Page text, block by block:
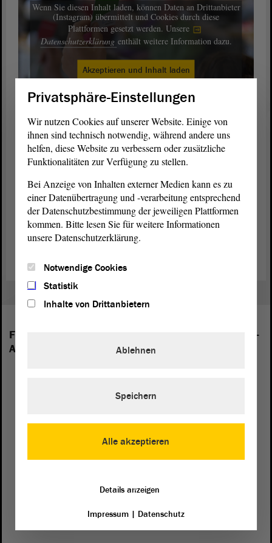
Wenn Sie diesen Inhalt laden, können Daten an Drittanbieter
(Instagram) übermittelt und Cookies durch diese
Plattformen gesetzt werden. Unsere
Datenschutzerklärung enthält weitere Information dazu.
Akzeptieren und Inhalt laden
Jugend debattiert wird von der gemeinnützigen Hertie-Stiftung auf
Initiative und unter der Schirmherrschaft des Bundespräsidenten
durchgeführt. Projektpartner sind die Robert-Bosch Stiftung, die
Stiftung Mercator und die Heinz-Nixdorf-Stiftung. Die vier
gemeinnützigen Stiftungen setzen sich für das Gemeinwesen und die
Förderung derDemokratie
ein. Regionale Kooperationspartner sind
der Mitteldeutsche Rundfunk (MDR) als Medienpartner, das
Bildungsministerium sowie derLandtagvon Sachsen-Anhalt. Das
Landesfinale des jährlich stattfindenden Wettbewerbs wird seit 22
Jahren im Landtagvon Sachsen-Anhalt ausgetragen.
Folgende Fraktionen sind im Landtag von Sachsen-
Anhalt vertreten:
Privatsphäre-Einstellungen
Wir nutzen Cookies auf unserer Website. Einige von
ihnen sind technisch notwendig, während andere uns
helfen, diese Website zu verbessern oder zusätzliche
Funktionalitäten zur Verfügung zu stellen.
Bei Anzeige von Inhalten externer Medien kann es zu
einer Datenübertragung und -verarbeitung entsprechend
der Datenschutzbestimmung der jeweiligen Plattformen
kommen. Bitte lesen Sie für weitere Informationen
unsere Datenschutzerklärung.
Notwendige Cookies
Statistik
Inhalte von Drittanbietern
Alle akzeptieren
Ablehnen
Speichern
Details anzeigen
Impressum| Datenschutz